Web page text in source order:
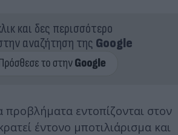
και δες περισσότερο
αναζήτηση της Google
προβλήματα εντοπίζονται στον
έντονο μποτιλιάρισμα και